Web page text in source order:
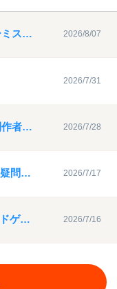
【ゲームマーケット2026秋】マーダーミステリー特設ブース参加者募集について 2026/8/07
2026/7/31
【ゲームマーケット2026秋】ゲーム制作者支援動画サポーターの募集について 2026/7/28
【開催報告】「ボードゲームに関わる疑問を解決！ゲムマ座談会６」アーカイブ動画を公開 2026/7/17
【開催報告】「Bauzaに聞く！『ボードゲームのデザインとは？』」アーカイブ動画を公開 2026/7/16